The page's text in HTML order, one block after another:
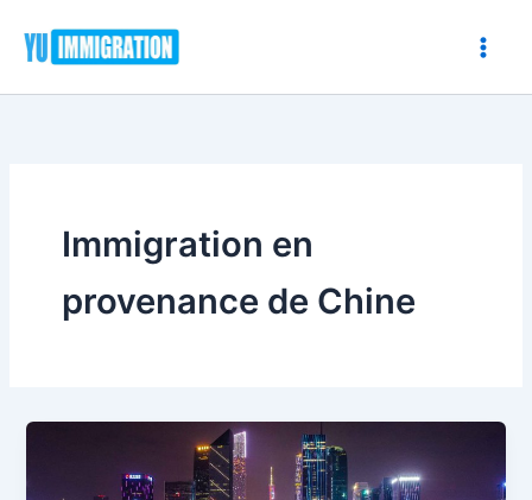
contenu
Immigration en
provenance de Chine